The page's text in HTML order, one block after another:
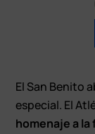
El San Benito
especial. El
homenaje a